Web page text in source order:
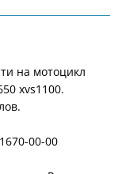
на мотоцикл
xvs1100.
00-00